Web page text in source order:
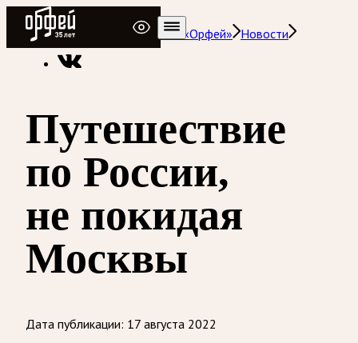
Радио Орфей
Радио классической музыки «Орфей» Новости
Путешествие
по России,
не покидая
Москвы
Дата публикации: 17 августа 2022